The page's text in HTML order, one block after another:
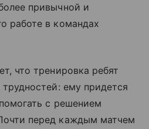
привычной и
работе в командах
что тренировка ребят
трудностей: ему придется
с решением
перед каждым матчем